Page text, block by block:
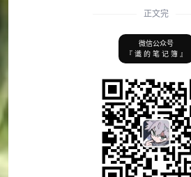
正文完
微信公众号
『 谶 的 笔 记 簿 』